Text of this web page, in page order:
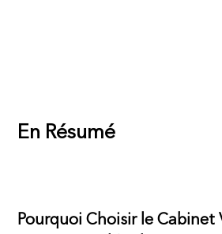
En Résumé
Pourquoi Choisir le Cabinet